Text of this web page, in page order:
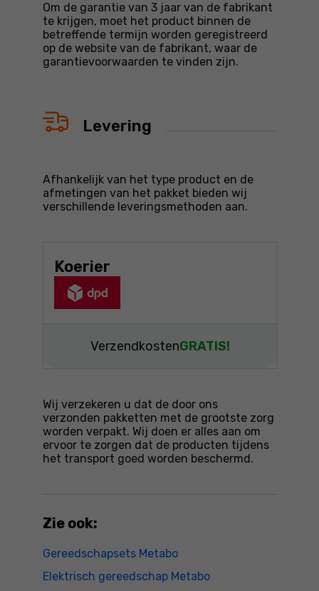
Om de garantie van 3 jaar van de fabrikant
te krijgen, moet het product binnen de
betreffende termijn worden geregistreerd
op de website van de fabrikant, waar de
garantievoorwaarden te vinden zijn.
Levering
Afhankelijk van het type product en de
afmetingen van het pakket bieden wij
verschillende leveringsmethoden aan.
Koerier
VerzendkostenGRATIS!
Wij verzekeren u dat de door ons
verzonden pakketten met de grootste zorg
worden verpakt. Wij doen er alles aan om
ervoor te zorgen dat de producten tijdens
het transport goed worden beschermd.
Zie ook:
Gereedschapsets Metabo
Elektrisch gereedschap Metabo